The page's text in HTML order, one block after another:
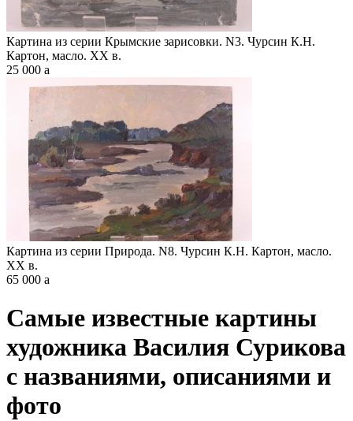
Картина из серии Крымские зарисовки. N3. Чурсин К.Н.
Картон, масло. XX в.
25 000 a
Картина из серии Природа. N8. Чурсин К.Н. Картон, масло.
XX в.
65 000 a
Самые известные картины
художника Василия Сурикова
с названиями, описаниями и
фото